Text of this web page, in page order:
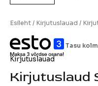
Esileht/ Kirjutuslauad /
Tasu
Kirjutuslauad
Kirjutuslaud